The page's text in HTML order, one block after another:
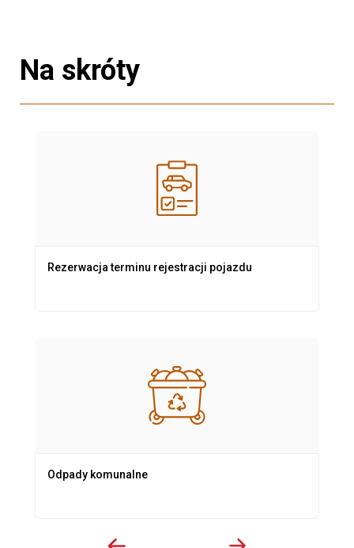
Na skróty
Rezerwacja terminu rejestracji pojazdu
Odpady komunalne